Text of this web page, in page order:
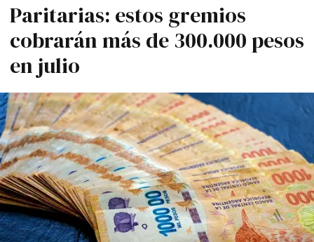
Paritarias: estos gremios
cobrarán más de 300.000 pesos
en julio